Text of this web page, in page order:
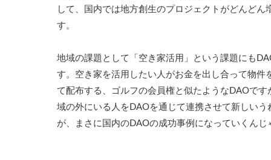
して、国内では地方創生のプロジェクトがどんどん
す。
地域の課題として「空き家活用」という課題にも
す。空き家を活用したい人がお金を出し合って物件
て配布する、ゴルフの会員権と似たようなDAOで
域の外にいる人をDAOを通じて連携させて新しい
が、まさに国内のDAOの成功事例になっていくんじ